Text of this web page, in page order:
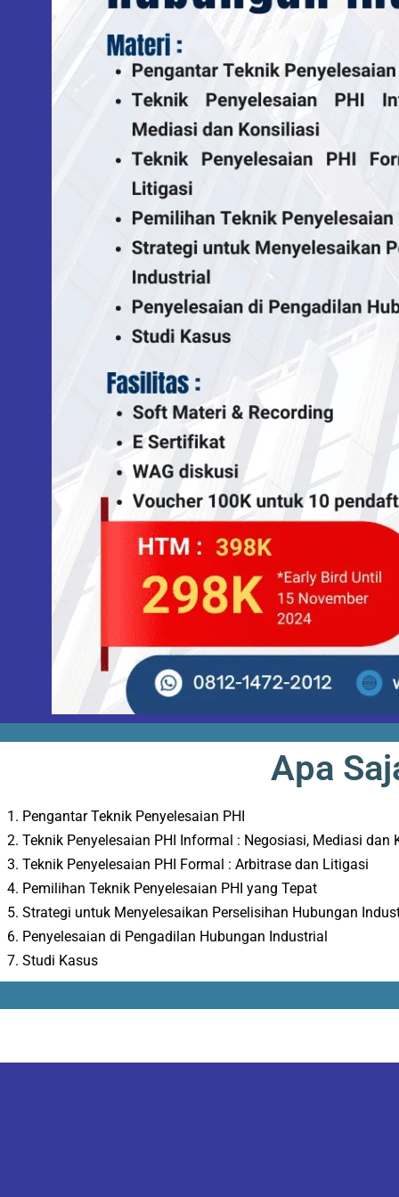
Apa
Pengantar Teknik Penyelesaian PHI
Teknik Penyelesaian PHI Informal : Negosiasi, Mediasi dan
Teknik Penyelesaian PHI Formal : Arbitrase dan Litigasi
Pemilihan Teknik Penyelesaian PHI yang Tepat
Strategi untuk Menyelesaikan Perselisihan Hubungan
Penyelesaian di Pengadilan Hubungan Industrial
Studi Kasus